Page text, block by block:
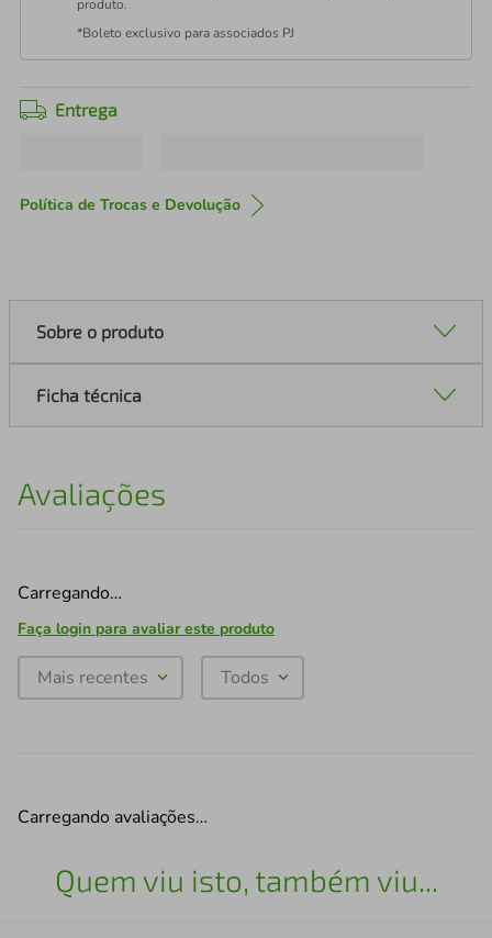
produto.
*Boleto exclusivo para associados PJ
Entrega
Política de Trocas e Devolução
Sobre o produto
Ficha técnica
Avaliações
Carregando…
Faça login para avaliar este produto
Mais recentes Todos
Carregando avaliações…
Quem viu isto, também viu...